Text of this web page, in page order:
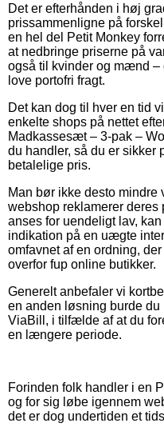
Det er efterhånden i høj
prissammenligne på
en hel del Petit Monkey
at nedbringe priserne på
også til kvinder og mænd –
love portofri fragt.
Det kan dog til hver en tid
enkelte shops på nettet
Madkassesæt – 3-pak –
du handler, så du er sikker
betalelige pris.
Man bør ikke desto
webshop reklamerer deres
anses for uendeligt lav,
indikation på en uægte
omfavnet af en ordning,
overfor fup online butikker.
Generelt anbefaler vi
en anden løsning burde
ViaBill, i tilfælde af at du
en længere periode.
Forinden folk handler i en
og for sig løbe igennem
det er dog undertiden et